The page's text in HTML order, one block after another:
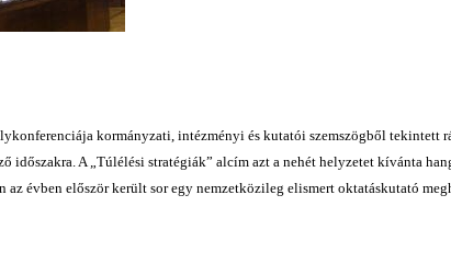
kormányzati, intézményi és kutatói szemszögből tekintett
időszakra. A „Túlélési stratégiák” alcím azt a nehét helyzetet kívánta
évben először került sor egy nemzetközileg elismert oktatáskutató